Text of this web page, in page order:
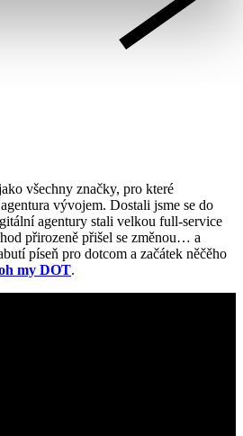
všechny značky, pro které
vývojem. Dostali jsme se do
agentury stali velkou full-service
přirozeně přišel se změnou… a
píseň pro dotcom a začátek něčěho
my DOT.